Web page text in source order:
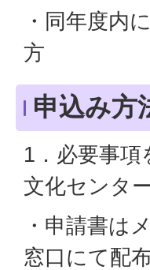
・同年度内
方
申込み方
1．必要事
文化センタ
・申請書は
窓口にて配